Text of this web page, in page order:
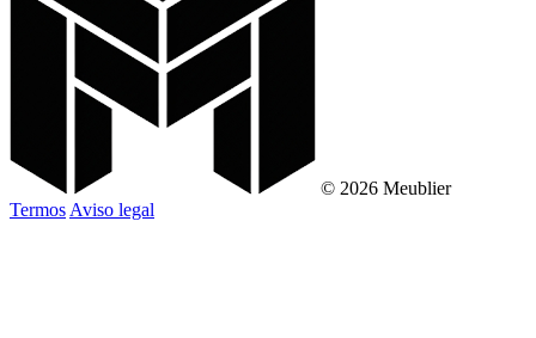
© 2026 Meublier
Termos Aviso legal